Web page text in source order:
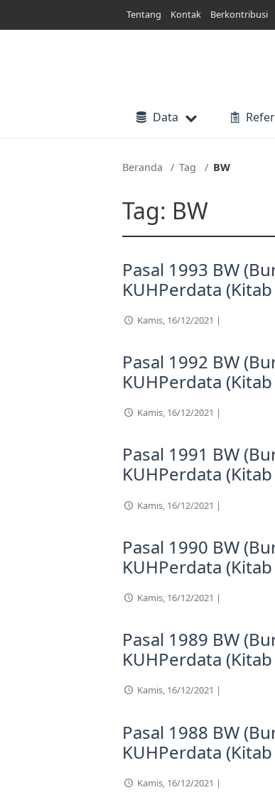
Tentang Kontak Berkontribusi
Data
Beranda Tag BW
Tag: BW
Pasal 1993 BW
KUHPerdata
Kamis, 16/12/2021 |
Pasal 1992 BW
KUHPerdata
Kamis, 16/12/2021 |
Pasal 1991 BW
KUHPerdata
Kamis, 16/12/2021 |
Pasal 1990 BW
KUHPerdata
Kamis, 16/12/2021 |
Pasal 1989 BW
KUHPerdata
Kamis, 16/12/2021 |
Pasal 1988 BW
KUHPerdata
Kamis, 16/12/2021 |